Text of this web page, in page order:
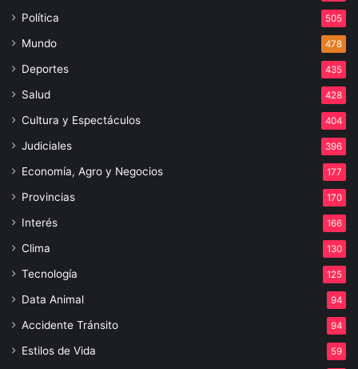
Política 505
Mundo 478
Deportes 435
Salud 428
Cultura y Espectáculos 404
Judiciales 396
Economía, Agro y Negocios 177
Provincias 170
Interés 166
Clima 130
Tecnología 125
Data Animal 94
Accidente Tránsito 94
Estilos de Vida 59